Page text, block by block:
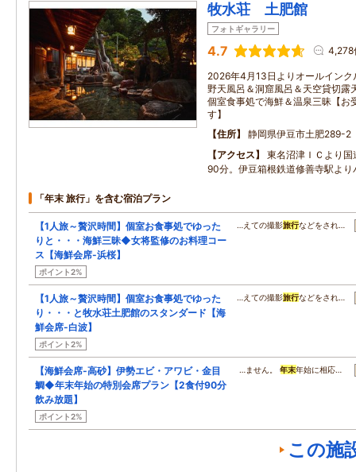
牧水荘 土肥館
フォトギャラリー
4.7 4,278
2026年4月13日よりオールイン
野天風呂＆洞窟風呂＆天空貸切露
個室食事処で海鮮＆温泉三昧【お
す】
住所
静岡県伊豆市土肥289-2
アクセス
東名沼津ＩＣより
90分。伊豆箱根鉄道修善寺駅よ
「年末 旅行」を含む宿泊プラン
【1人旅～贅沢時間】個室お食事処でゆった
りと・・・海鮮三昧◆女将監修のお料理コー
ス【海鮮会席-浜桜】
ポイント2%
…えての撮影旅行などをされ…
【1人旅～贅沢時間】個室お食事処でゆった
り・・・と牧水荘土肥館のスタンダード【海
鮮会席-白波】
ポイント2%
…えての撮影旅行などをされ…
【海鮮会席-高砂】伊勢エビ・アワビ・金目
鯛◆年末年始の特別会席プラン【2食付90分
飲み放題】
ポイント2%
…ません。年末年始に相応…
この施